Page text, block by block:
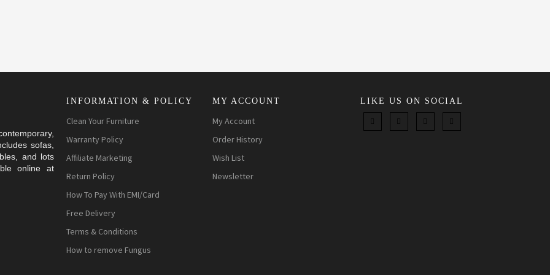
sofas,
and lots
online at
INFORMATION & POLICY
Clean Your Furniture
Warranty Policy
Affiliate Marketing
Return Policy
How To Pay With EMI/Card
Free Delivery
Terms & Conditions
How to remove Fungus
MY ACCOUNT
My Account
Order History
Wish List
Newsletter
LIKE US ON SOCIAL